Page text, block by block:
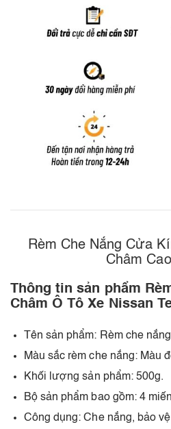
Rèm Che Nắng Cửa
Châm
Thông tin sản phẩm
Châm Ô Tô Xe Nissan
Tên sản phẩm: Rèm che
Màu sắc rèm che nắng: Màu
Khối lượng sản phẩm: 500g.
Bộ sản phẩm bao gồm: 4
Công dụng: Che nắng, bảo